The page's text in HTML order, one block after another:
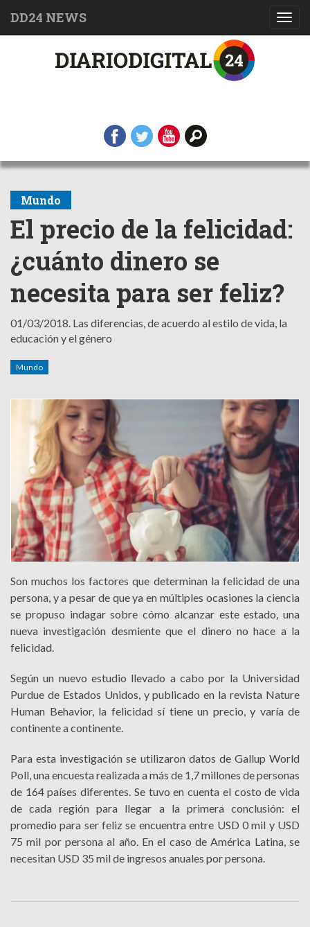
DD24 NEWS
Mundo
El precio de la felicidad:
¿cuánto dinero se
necesita para ser feliz?
01/03/2018. Las diferencias, de acuerdo al estilo de vida, la
educación y el género
Mundo
Son muchos los factores que determinan la felicidad de una
persona, y a pesar de que ya en múltiples ocasiones la ciencia
se propuso indagar sobre cómo alcanzar este estado, una
nueva investigación desmiente que el dinero no hace a la
felicidad.
Según un nuevo estudio llevado a cabo por la Universidad
Purdue de Estados Unidos, y publicado en la revista Nature
Human Behavior, la felicidad sí tiene un precio, y varía de
continente a continente.
Para esta investigación se utilizaron datos de Gallup World
Poll, una encuesta realizada a más de 1,7 millones de personas
de 164 países diferentes. Se tuvo en cuenta el costo de vida
de cada región para llegar a la primera conclusión: el
promedio para ser feliz se encuentra entre USD 0 mil y USD
75 mil por persona al año. En el caso de América Latina, se
necesitan USD 35 mil de ingresos anuales por persona.